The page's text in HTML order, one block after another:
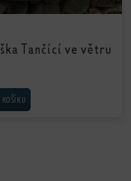
Tančící ve větru
DO KOŠÍKU